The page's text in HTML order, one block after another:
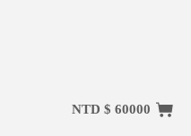
NTD $ 60000